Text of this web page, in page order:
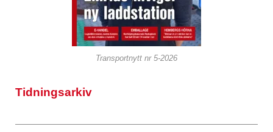
Transportnytt nr 5-2026
Tidningsarkiv